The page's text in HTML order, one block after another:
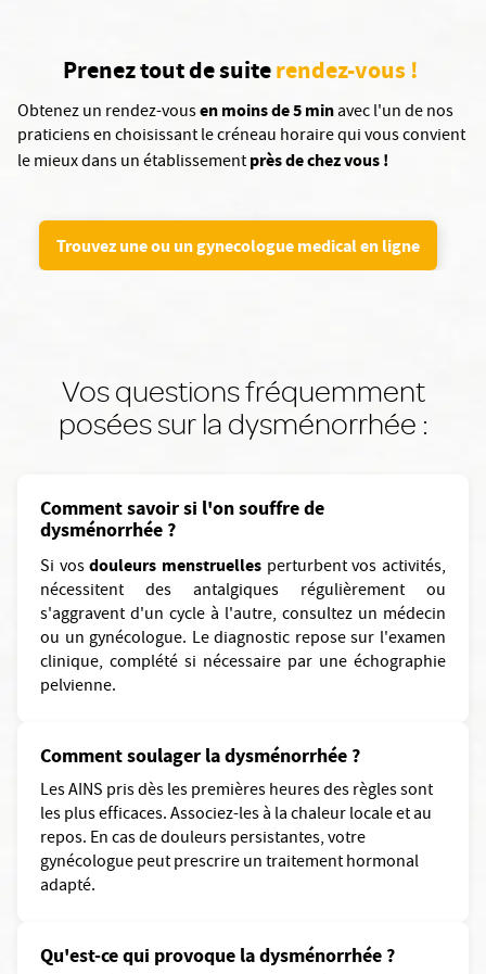
Prenez tout de suiterendez-vous !
Obtenez un rendez-vousen moins de 5 minavec l'un de nos
praticiens en choisissant le créneau horaire qui vous convient
le mieux dans un établissementprès de chez vous !
Trouvez une ou un gynecologue medical en ligne
Vos questions fréquemment
posées sur la dysménorrhée :
Comment savoir si l'on souffre de
dysménorrhée ?
Si vosdouleurs menstruelles perturbent vos activités,
nécessitent des antalgiques régulièrement ou
s'aggravent d'un cycle à l'autre, consultez un médecin
ou un gynécologue. Le diagnostic repose sur l'examen
clinique, complété si nécessaire par une échographie
pelvienne.
Comment soulager la dysménorrhée ?
Les AINS pris dès les premières heures des règles sont
les plus efficaces. Associez-les à la chaleur locale et au
repos. En cas de douleurs persistantes, votre
gynécologue peut prescrire un traitement hormonal
adapté.
Qu'est-ce qui provoque la dysménorrhée ?